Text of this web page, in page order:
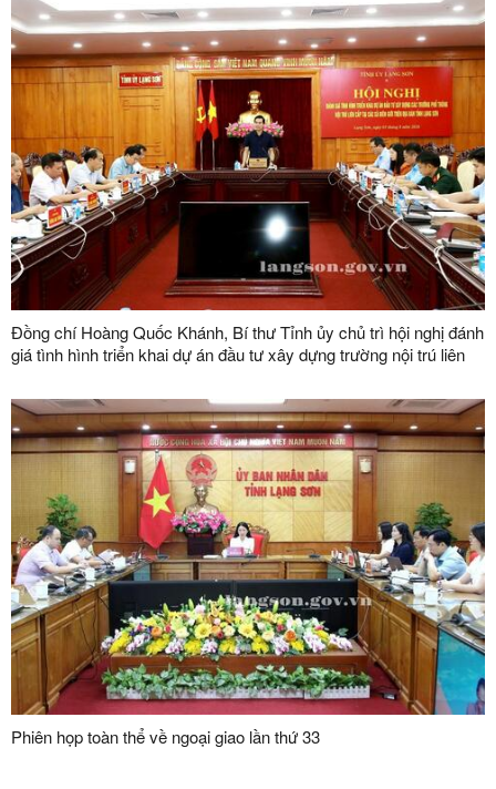
Đồng chí Hoàng Quốc Khánh, Bí thư Tỉnh ủy chủ trì hội nghị đánh
giá tình hình triển khai dự án đầu tư xây dựng trường nội trú liên
Phiên họp toàn thể về ngoại giao lần thứ 33